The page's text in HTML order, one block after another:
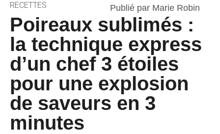
RECETTES Publié par Marie Robin
Poireaux sublimés :
la technique express
d’un chef 3 étoiles
pour une explosion
de saveurs en 3
minutes